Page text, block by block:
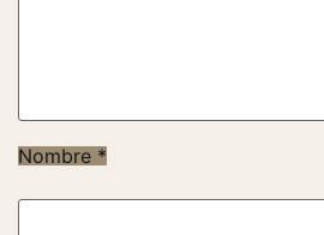
Nombre *